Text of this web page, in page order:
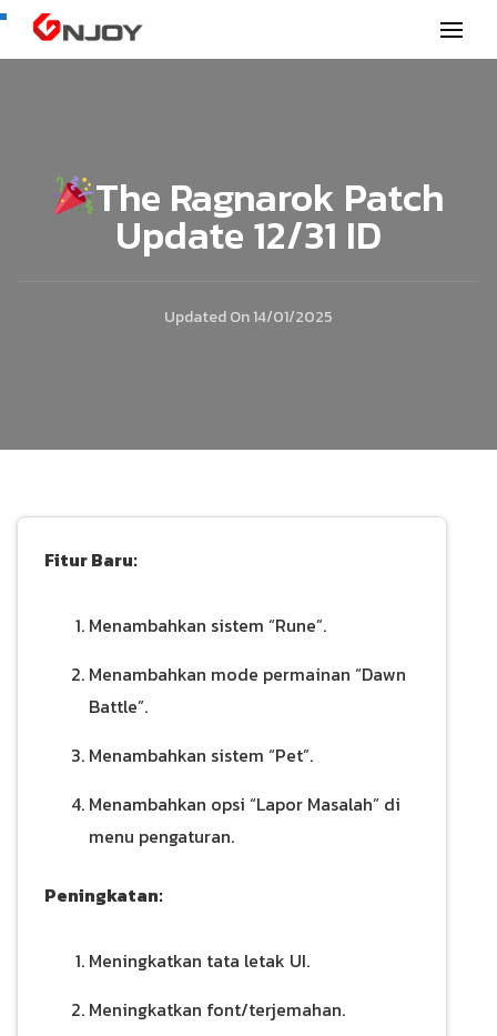
GNjoy mobile news
The Ragnarok Patch
Update 12/31 ID
Updated On14/01/2025
Fitur Baru:
Menambahkan sistem “Rune”.
Menambahkan mode permainan “Dawn
Battle”.
Menambahkan sistem “Pet”.
Menambahkan opsi “Lapor Masalah” di
menu pengaturan.
Peningkatan:
Meningkatkan tata letak UI.
Meningkatkan font/terjemahan.